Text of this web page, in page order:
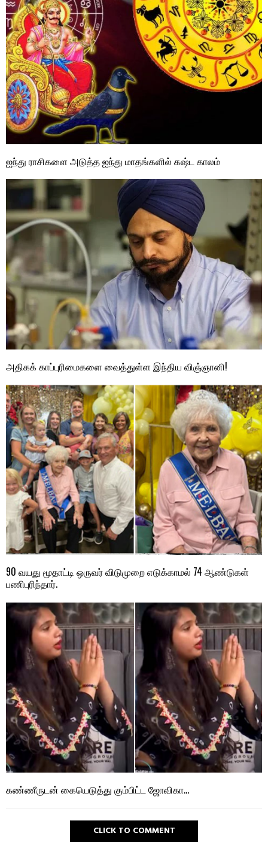
ஐந்து ராசிகளை அடுத்த ஐந்து மாதங்களில் கஷ்ட காலம்
அதிகக் காப்புரிமைகளை வைத்துள்ள இந்திய விஞ்ஞானி!
90 வயது மூதாட்டி ஒருவர் விடுமுறை எடுக்காமல் 74 ஆண்டுகள்
பணிபுரிந்தார்.
கண்ணீருடன் கையெடுத்து கும்பிட்ட ஜோவிகா…
CLICK TO COMMENT